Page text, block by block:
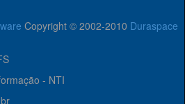
Copyright © 2002-2010 Duraspace
- NTI